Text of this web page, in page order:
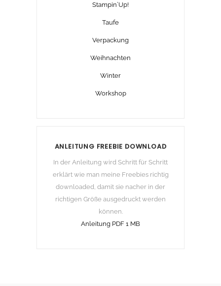
Stampin´Up!
Taufe
Verpackung
Weihnachten
Winter
Workshop
ANLEITUNG FREEBIE DOWNLOAD
In der Anleitung wird Schritt für Schritt
erklärt wie man meine Freebies richtig
downloaded, damit sie nacher in der
richtigen Größe ausgedruckt werden
können.
Anleitung PDF 1 MB